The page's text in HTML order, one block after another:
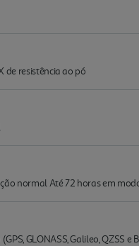
de resistência ao pó
normal Até 72 horas em
GLONASS, Galileo,